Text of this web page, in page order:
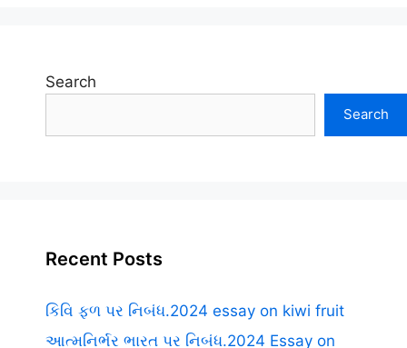
Search
Search
Recent Posts
કિવિ ફળ પર નિબંધ.2024 essay on kiwi fruit
આત્મનિર્ભર ભારત પર નિબંધ.2024 Essay on